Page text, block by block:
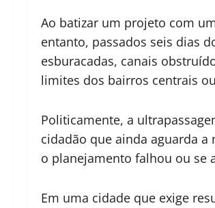
Ao batizar um projeto com
entanto, passados seis dias
esburacadas, canais
limites dos bairros centrais
Politicamente, a
cidadão que ainda aguarda
o planejamento falhou ou se
Em uma cidade que exige